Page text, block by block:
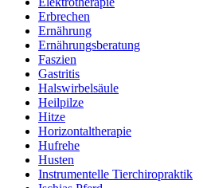
Erbrechen
Ernährung
Ernährungsberatung
Faszien
Gastritis
Halswirbelsäule
Heilpilze
Hitze
Horizontaltherapie
Hufrehe
Husten
Instrumentelle Tierchiropraktik